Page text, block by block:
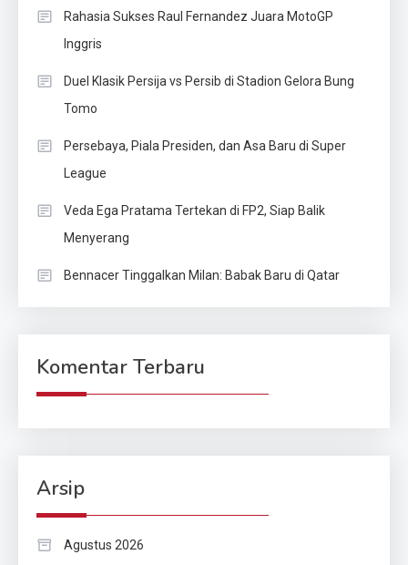
Rahasia Sukses Raul Fernandez Juara MotoGP
Inggris
Duel Klasik Persija vs Persib di Stadion Gelora Bung
Tomo
Persebaya, Piala Presiden, dan Asa Baru di Super
League
Veda Ega Pratama Tertekan di FP2, Siap Balik
Menyerang
Bennacer Tinggalkan Milan: Babak Baru di Qatar
Komentar Terbaru
Arsip
Agustus 2026